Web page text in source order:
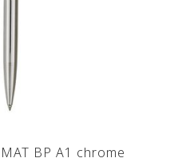
BP A1 chrome